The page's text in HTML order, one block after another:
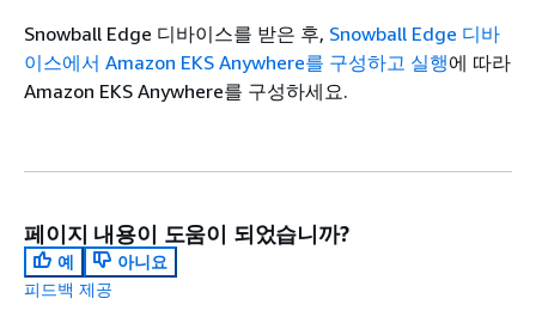
Snowball Edge 디바이스를 받은 후, Snowball Edge 디바
이스에서 Amazon EKS Anywhere를 구성하고 실행에 따라
Amazon EKS Anywhere를 구성하세요.
페이지 내용이 도움이 되었습니까?
예
아니요
피드백 제공